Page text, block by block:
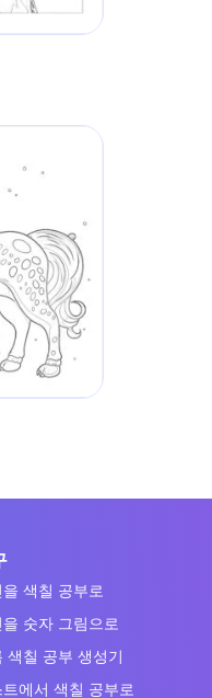
색칠 공부로
숫자 그림으로
색칠 공부 생성기
트에서 색칠 공부로